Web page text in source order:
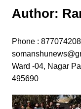
Author:
Phone :
Ward -04, Nagar
495690